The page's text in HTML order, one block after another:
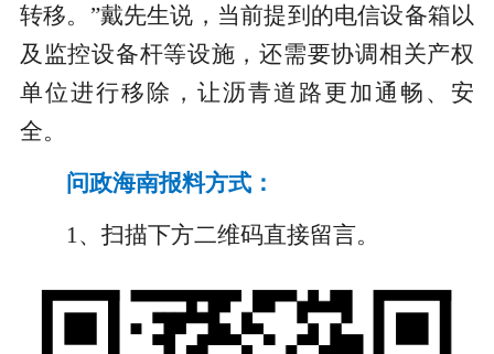
转移。”戴先生说，当前提到的电信设备箱以
及监控设备杆等设施，还需要协调相关产权
单位进行移除，让沥青道路更加通畅、安
全。
问政海南报料方式：
1、扫描下方二维码直接留言。